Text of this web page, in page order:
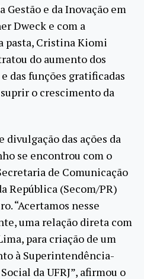
Gestão e da Inovação em
Dweck e com a
pasta, Cristina Kiomi
do aumento dos
das funções gratificadas
suprir o crescimento da
divulgação das ações da
se encontrou com o
de Comunicação
República (Secom/PR)
“Acertamos nesse
uma relação direta com
para criação de um
à Superintendência-
da UFRJ”, afirmou o